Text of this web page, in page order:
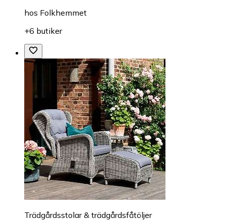
hos Folkhemmet
+6 butiker
Trädgårdsstolar & trädgårdsfåtöljer